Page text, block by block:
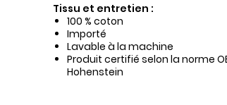
Tissu et entretien :
100 % coton
Importé
Lavable à la machine
Produit certifié selon la norme
Hohenstein